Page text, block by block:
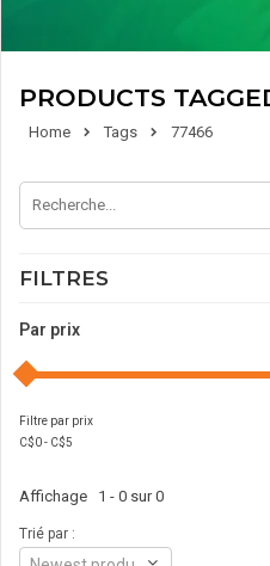
PRODUCTS
Home Tags 77466
FILTRES
Par prix
Filtre par prix
C$0- C$5
Affichage 1 - 0 sur 0
Trié par :